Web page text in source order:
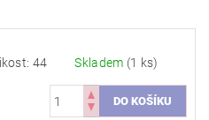
44 Skladem (1 ks)